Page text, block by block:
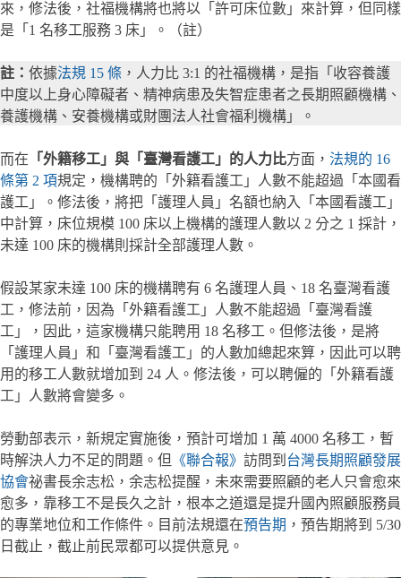
來，修法後，社福機構將也將以「許可床位數」來計算，但同樣
是「1 名移工服務 3 床」。（註）
註： 依據法規 15 條 ，人力比 3:1 的社福機構，是指「收容養護
中度以上身心障礙者、精神病患及失智症患者之長期照顧機構、
養護機構、安養機構或財團法人社會福利機構」。
而在 「外籍移工」與「臺灣看護工」的人力比方面， 法規的 16
條第 2 項規定，機構聘的「外籍看護工」人數不能超過「本國看
護工」。修法後，將把「護理人員」名額也納入「本國看護工」
中計算，床位規模 100 床以上機構的護理人數以 2 分之 1 採計，
未達 100 床的機構則採計全部護理人數。
假設某家未達 100 床的機構聘有 6 名護理人員、18 名臺灣看護
工，修法前，因為「外籍看護工」人數不能超過「臺灣看護
工」，因此，這家機構只能聘用 18 名移工。但修法後，是將
「護理人員」和「臺灣看護工」的人數加總起來算，因此可以聘
用的移工人數就增加到 24 人。修法後，可以聘僱的「外籍看護
工」人數將會變多。
勞動部表示，新規定實施後，預計可增加 1 萬 4000 名移工，暫
時解決人力不足的問題。但 《聯合報》 訪問到 台灣長期照顧發展
協會祕書長余志松，余志松提醒，未來需要照顧的老人只會愈來
愈多，靠移工不是長久之計，根本之道還是提升國內照顧服務員
的專業地位和工作條件。目前法規還在預告期 ，預告期將到 5/30
日截止，截止前民眾都可以提供意見。